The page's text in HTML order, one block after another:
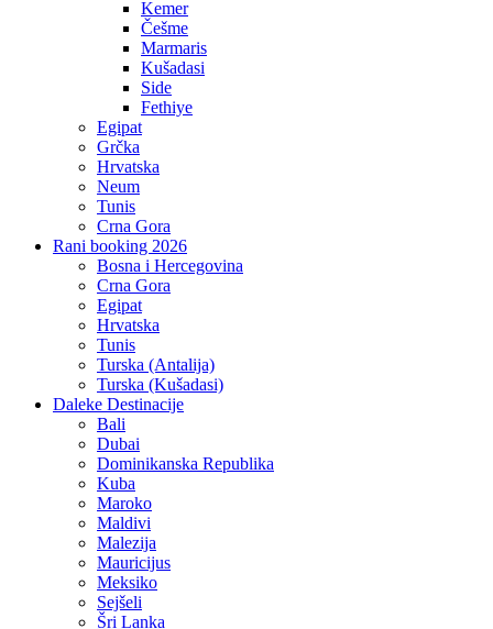
Kemer
Češme
Marmaris
Kušadasi
Side
Fethiye
Egipat
Grčka
Hrvatska
Neum
Tunis
Crna Gora
Rani booking 2026
Bosna i Hercegovina
Crna Gora
Egipat
Hrvatska
Tunis
Turska (Antalija)
Turska (Kušadasi)
Daleke Destinacije
Bali
Dubai
Dominikanska Republika
Kuba
Maroko
Maldivi
Malezija
Mauricijus
Meksiko
Sejšeli
Šri Lanka